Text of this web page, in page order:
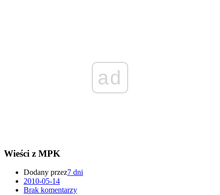
ad
Wieści z MPK
Dodany przez7 dni
2010-05-14
Brak komentarzy